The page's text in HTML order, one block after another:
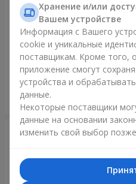
Букет "Kamaliya"
3 145 грн
Хранение и/или
Вашем устройстве
Информация с Вашего
cookie и уникальные
поставщикам. Кроме того,
приложение смогут
устройства и
данные.
Некоторые поставщики
данные на основании
изменить свой выбор